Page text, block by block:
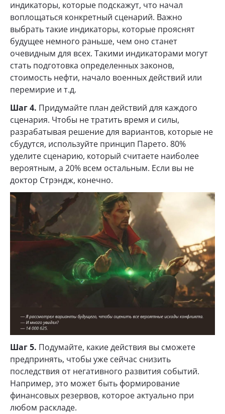
индикаторы, которые подскажут, что начал
воплощаться конкретный сценарий. Важно
выбрать такие индикаторы, которые прояснят
будущее немного раньше, чем оно станет
очевидным для всех. Такими индикаторами могут
стать подготовка определенных законов,
стоимость нефти, начало военных действий или
перемирие и т.д.
Шаг 4. Придумайте план действий для каждого
сценария. Чтобы не тратить время и силы,
разрабатывая решение для вариантов, которые не
сбудутся, используйте принцип Парето. 80%
уделите сценарию, который считаете наиболее
вероятным, а 20% всем остальным. Если вы не
доктор Стрэндж, конечно.
Шаг 5. Подумайте, какие действия вы сможете
предпринять, чтобы уже сейчас снизить
последствия от негативного развития событий.
Например, это может быть формирование
финансовых резервов, которое актуально при
любом раскладе.